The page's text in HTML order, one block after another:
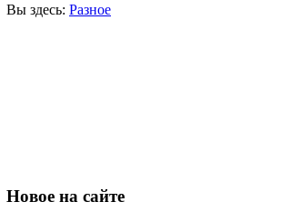
Вы здесь: Разное
Новое на сайте